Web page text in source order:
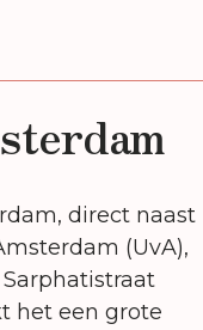
direct naast
(UvA),
het een grote